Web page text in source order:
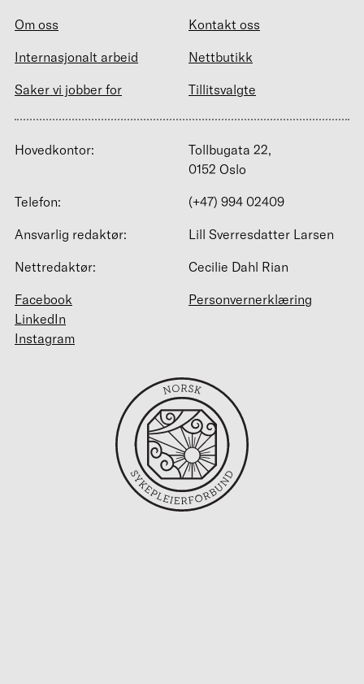
Om oss
Kontakt oss
Internasjonalt arbeid
Nettbutikk
Saker vi jobber for
Tillitsvalgte
Hovedkontor:
Tollbugata 22,
0152 Oslo
Telefon:
(+47) 994 02409
Ansvarlig redaktør:
Lill Sverresdatter Larsen
Nettredaktør:
Cecilie Dahl Rian
Facebook
LinkedIn
Instagram
Personvernerklæring